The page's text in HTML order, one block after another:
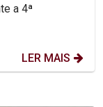
a 4ª
LER MAIS